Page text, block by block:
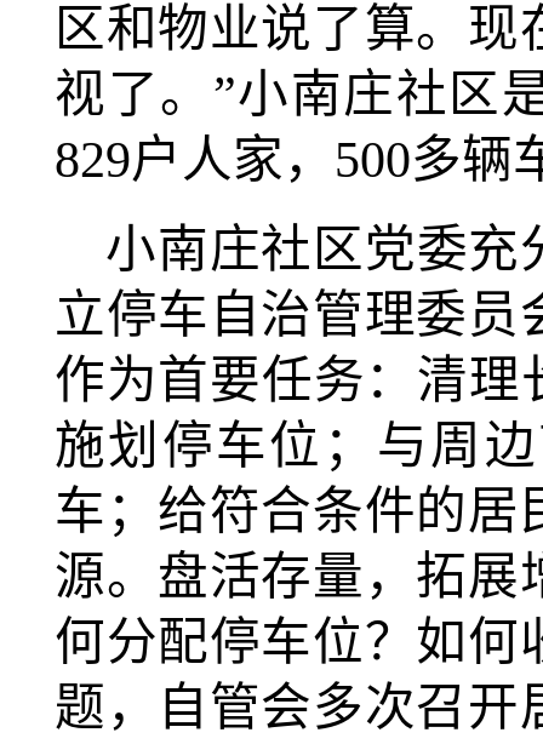
区和物业说了算。
视了。”小南庄社区
829户人家，500多
小南庄社区党委充
立停车自治管理委
作为首要任务：清理
施划停车位；与周
车；给符合条件的居
源。盘活存量，拓展
何分配停车位？如何
题，自管会多次召开